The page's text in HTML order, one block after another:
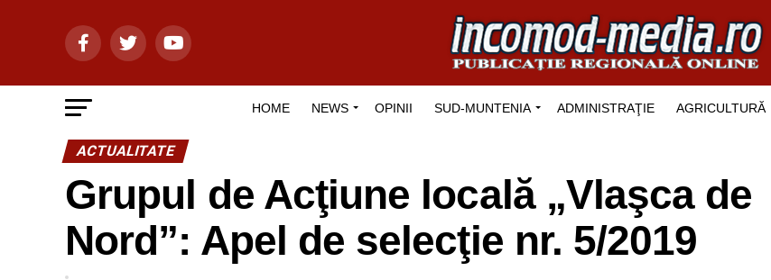
HOME NEWS OPINII SUD-MUNTENIA ADMINISTRAŢIE AGRICULTURĂ
ACTUALITATE
Grupul de Acţiune locală „Vlaşca de
Nord”: Apel de selecţie nr. 5/2019